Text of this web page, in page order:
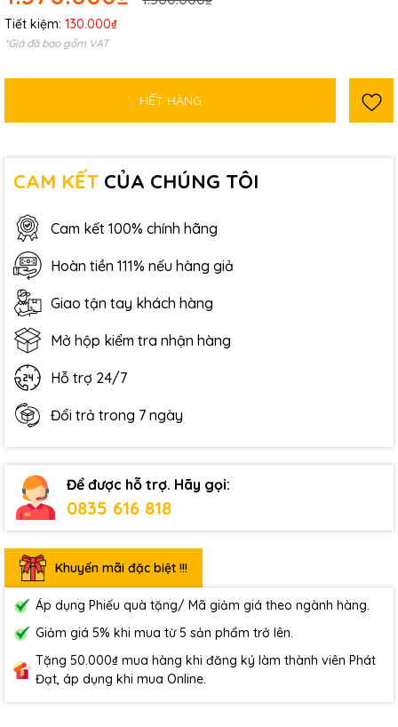
Tiết kiệm: 130.000₫
*Giá đã bao gồm VAT
HẾT HÀNG
CAM KẾT CỦA CHÚNG TÔI
Cam kết 100% chính hãng
Hoàn tiền 111% nếu hàng giả
Giao tận tay khách hàng
Mở hộp kiểm tra nhận hàng
Hỗ trợ 24/7
Đổi trả trong 7 ngày
Để được hỗ trợ. Hãy gọi:
0835 616 818
Khuyến mãi đặc biệt !!!
Áp dụng Phiếu quà tặng/ Mã giảm giá theo ngành hàng.
Giảm giá 5% khi mua từ 5 sản phẩm trở lên.
Tặng 50.000₫ mua hàng khi đăng ký làm thành viên Phát
Đạt, áp dụng khi mua Online.